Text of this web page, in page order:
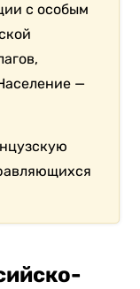
с особым
—